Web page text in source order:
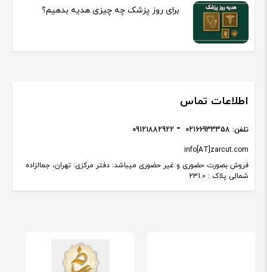
برای روز پزشک چه چیزی هدیه بدهیم؟
اطلاعات تماس
فروش بصورت حضوری و غیر حضوری میباشد. دفتر مرکزی: تهران، جمالزاده
شمالی پلاک : 231.0
info[AT]zarcut.com
تلفن: 02166933358
09121882922